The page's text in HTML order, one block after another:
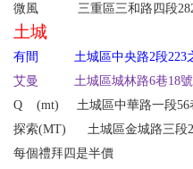
微風 三重區三和路四段282
土城
有間 土城區中央路2段223之
艾曼 土城區城林路6巷18
Q (mt)
土城區中華路一段
探索(MT) 土城區金城路三段
每個禮拜四是半價